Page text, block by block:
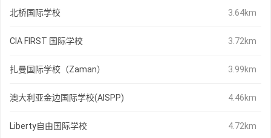
北桥国际学校 3.64km
CIA FIRST 国际学校 3.72km
扎曼国际学校（Zaman） 3.99km
澳大利亚金边国际学校(AISPP) 4.46km
Liberty自由国际学校 4.72km